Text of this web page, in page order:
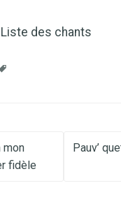
Liste des chants
mon
fidèle
Pauv’